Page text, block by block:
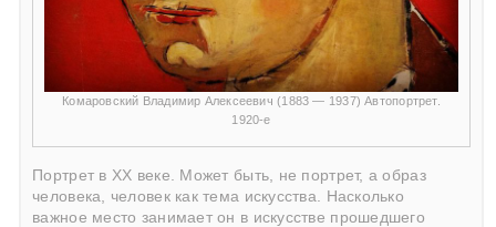
Комаровский Владимир Алексеевич (1883 — 1937) Автопортрет.
1920-е
Портрет в ХХ веке. Может быть, не портрет, а образ
человека, человек как тема искусства. Насколько
важное место занимает он в искусстве прошедшего